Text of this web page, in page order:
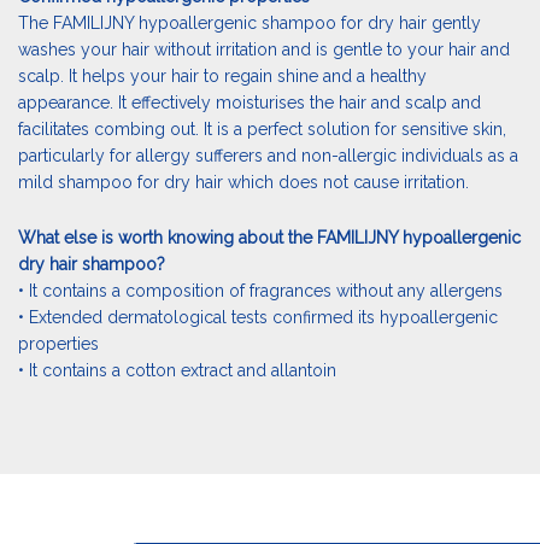
The FAMILIJNY hypoallergenic shampoo for dry hair gently
washes your hair without irritation and is gentle to your hair and
scalp. It helps your hair to regain shine and a healthy
appearance. It effectively moisturises the hair and scalp and
facilitates combing out. It is a perfect solution for sensitive skin,
particularly for allergy sufferers and non-allergic individuals as a
mild shampoo for dry hair which does not cause irritation.
What else is worth knowing about the FAMILIJNY hypoallergenic
dry hair shampoo?
• It contains a composition of fragrances without any allergens
• Extended dermatological tests confirmed its hypoallergenic
properties
• It contains a cotton extract and allantoin